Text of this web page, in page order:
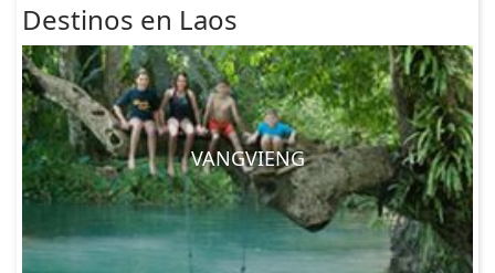
Destinos en Laos
VANGVIENG